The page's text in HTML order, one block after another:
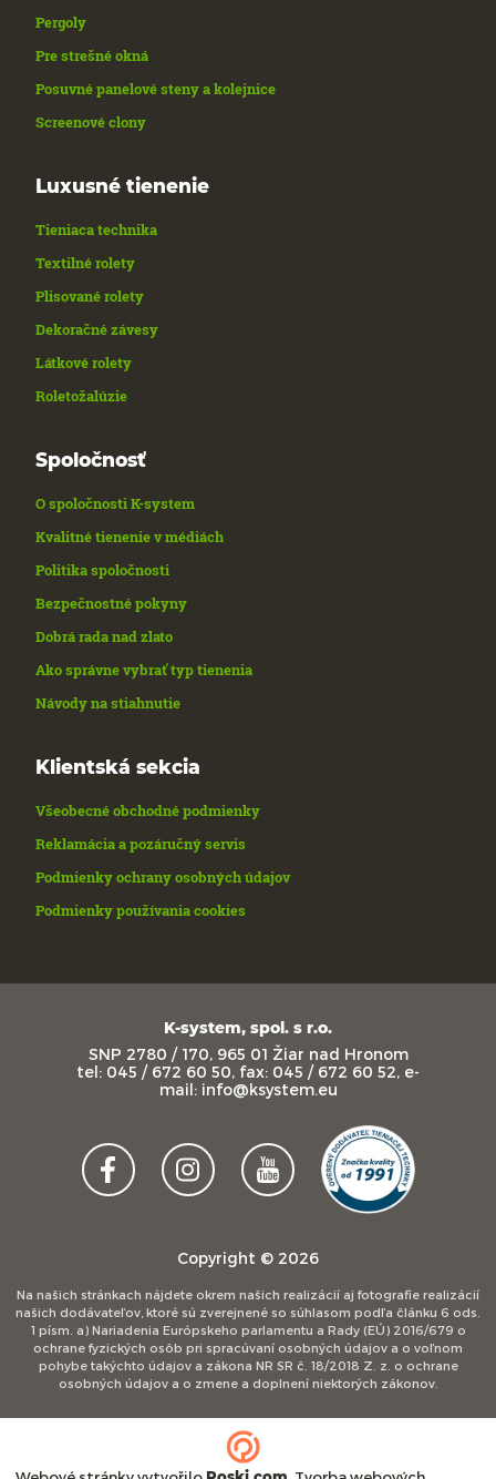
Pergoly
Pre strešné okná
Posuvné panelové steny a kolejnice
Screenové clony
Luxusné tienenie
Tieniaca technika
Textilné rolety
Plisované rolety
Dekoračné závesy
Látkové rolety
Roletožalúzie
Spoločnosť
O spoločnosti K-system
Kvalitné tienenie v médiách
Politika spoločnosti
Bezpečnostné pokyny
Dobrá rada nad zlato
Ako správne vybrať typ tienenia
Návody na stiahnutie
Klientská sekcia
Všeobecné obchodné podmienky
Reklamácia a pozáručný servis
Podmienky ochrany osobných údajov
Podmienky používania cookies
K-system, spol. s r.o.
SNP 2780 / 170, 965 01 Žiar nad Hronom
tel: 045 / 672 60 50, fax: 045 / 672 60 52, e-
mail: info@ksystem.eu
Copyright © 2026
Na našich stránkach nájdete okrem našich realizácií aj fotografie realizácií
našich dodávateľov, ktoré sú zverejnené so súhlasom podľa článku 6 ods.
1 písm. a) Nariadenia Európskeho parlamentu a Rady (EÚ) 2016/679 o
ochrane fyzických osôb pri spracúvaní osobných údajov a o voľnom
pohybe takýchto údajov a zákona NR SR č. 18/2018 Z. z. o ochrane
osobných údajov a o zmene a doplnení niektorých zákonov.